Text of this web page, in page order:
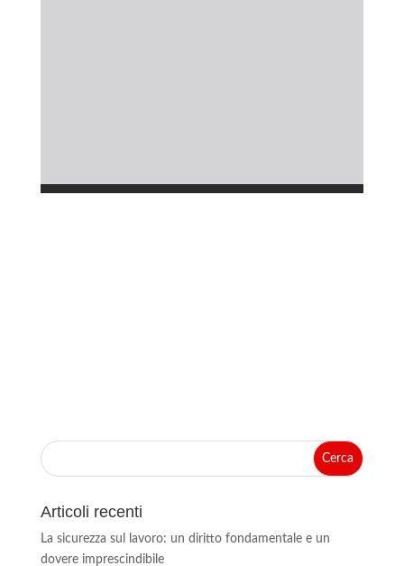
Articoli recenti
La sicurezza sul lavoro: un diritto fondamentale e un
dovere imprescindibile